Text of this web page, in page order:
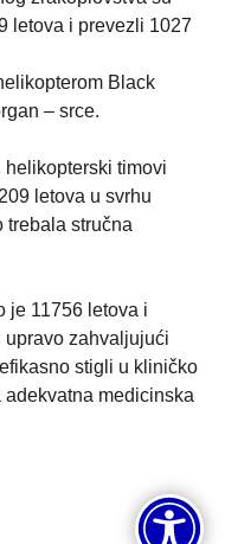
letova i prevezli 1027
Black
– srce.
helikopterski timovi
letova u svrhu
trebala stručna
je 11756 letova i
zahvaljujući
stigli u kliničko
medicinska